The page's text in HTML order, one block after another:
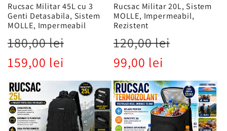
Rucsac Militar 45L cu 3
Genti Detasabila, Sistem
MOLLE, Impermeabil
Preț
obișnuit
180,00 lei
159,00 lei
Rucsac Militar 20L, Sistem
MOLLE, Impermeabil,
Rezistent
Preț
obișnuit
120,00 lei
99,00 lei